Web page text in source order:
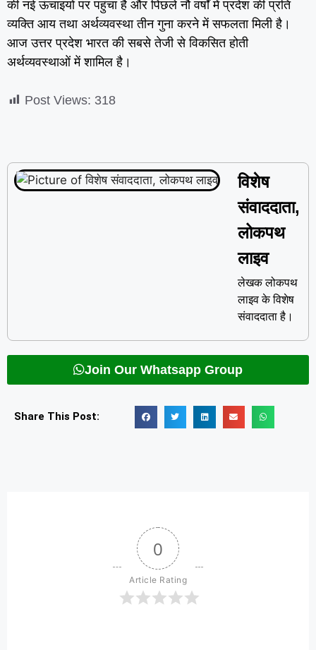
की नई ऊंचाइयों पर पहुंचा है और पिछले नौ वर्षों में प्रदेश की प्रति
व्यक्ति आय तथा अर्थव्यवस्था तीन गुना करने में सफलता मिली है।
आज उत्तर प्रदेश भारत की सबसे तेजी से विकसित होती
अर्थव्यवस्थाओं में शामिल है।
Post Views: 318
विशेष
संवाददाता,
लोकपथ
लाइव
लेखक लोकपथ
लाइव के विशेष
संवाददाता है।
Join Our Whatsapp Group
Share This Post:
0
Article Rating